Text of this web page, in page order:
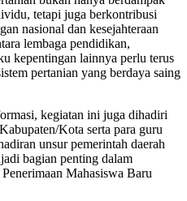
tetapi juga berkontribusi
nasional dan kesejahteraan
lembaga pendidikan,
kepentingan lainnya perlu terus
pertanian yang berdaya saing
kegiatan ini juga dihadiri
Kota serta para guru
unsur pemerintah daerah
bagian penting dalam
Mahasiswa Baru